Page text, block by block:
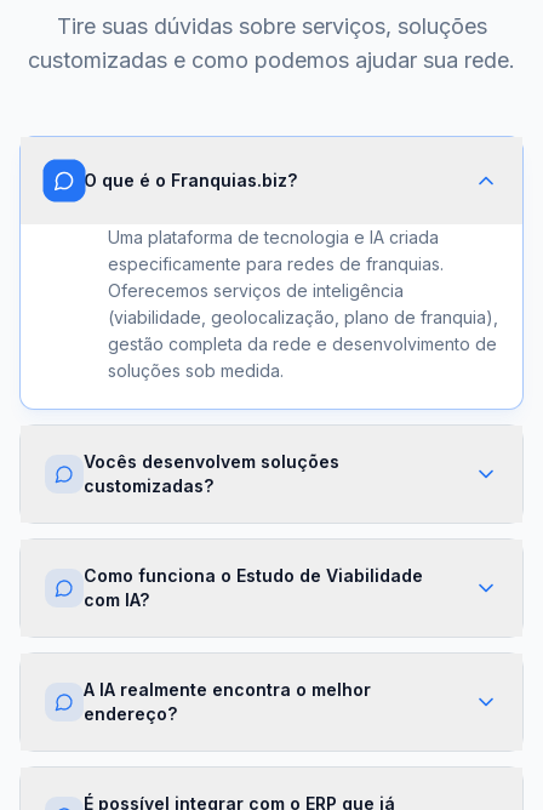
Tire suas dúvidas sobre serviços, soluções
customizadas e como podemos ajudar sua rede.
O que é o Franquias.biz?
Uma plataforma de tecnologia e IA criada
especificamente para redes de franquias.
Oferecemos serviços de inteligência
(viabilidade, geolocalização, plano de franquia),
gestão completa da rede e desenvolvimento de
soluções sob medida.
Vocês desenvolvem soluções
customizadas?
Sim. Além dos módulos prontos, criamos
algoritmos proprietários e APIs sob demanda.
sua franqueadora.
Como funciona o Estudo de Viabilidade
com IA?
Nossa IA cruza dados de mercado,
financeiras para gerar um score de viabilidade
por região. Você recebe um relatório completo
com recomendações em minutos.
A IA realmente encontra o melhor
endereço?
Sim. O módulo de Geolocalização cruza fluxo
É possível integrar com o ERP que já